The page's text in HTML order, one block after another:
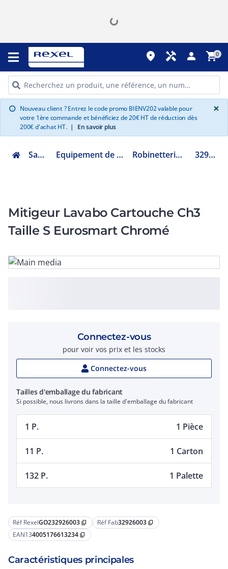
place handyman person shopping_cart0
info Nouveau client ? Entrez le code promo BIENV202 valable pour
votre 1ère commande et bénéficiez de 20€ HT de réduction dès
200€ d'achat HT. | En savoir plus
×
Sanitaire Equipement de salle de bain Robinetterie de lavabo 32926003
Mitigeur Lavabo Cartouche Ch3
Taille S Eurosmart Chromé
Réf RexelGO232926003 content_copy Réf Fab32926003 content_copy
EAN134005176613234 content_copy
Caractéristiques principales
Connectez-vous
pour voir vos prix et les stocks
Connectez-vous
Tailles d'emballage du fabricant
Si possible, nous livrons dans la taille d'emballage du fabricant
1 P. 1 Pièce
11 P. 1 Carton
132 P. 1 Palette